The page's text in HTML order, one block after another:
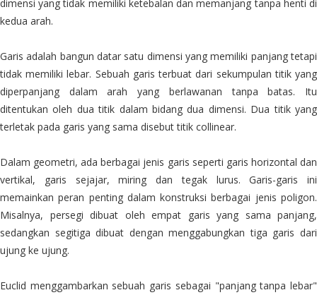
dimensi yang tidak memiliki ketebalan dan memanjang tanpa henti di
kedua arah.
Garis adalah bangun datar satu dimensi yang memiliki panjang tetapi
tidak memiliki lebar. Sebuah garis terbuat dari sekumpulan titik yang
diperpanjang dalam arah yang berlawanan tanpa batas. Itu
ditentukan oleh dua titik dalam bidang dua dimensi. Dua titik yang
terletak pada garis yang sama disebut titik collinear.
Dalam geometri, ada berbagai jenis garis seperti garis horizontal dan
vertikal, garis sejajar, miring dan tegak lurus. Garis-garis ini
memainkan peran penting dalam konstruksi berbagai jenis poligon.
Misalnya, persegi dibuat oleh empat garis yang sama panjang,
sedangkan segitiga dibuat dengan menggabungkan tiga garis dari
ujung ke ujung.
Euclid menggambarkan sebuah garis sebagai "panjang tanpa lebar"